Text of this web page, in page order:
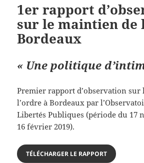
1er rapport
sur le maintien de
Bordeaux
« Une politique
Premier rapport d’observation sur
l’ordre à Bordeaux par
Libertés Publiques (période du 17
16 février 2019).
TÉLÉCHARGER LE RAPPORT